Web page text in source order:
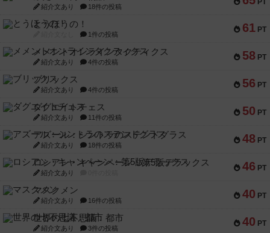
PT
紹介文あり 18件の投稿
61 PT
とうほうの！
1件の投稿
58 PT
メメントオンラインタクティクス
紹介文あり 4件の投稿
56 PT
ブリックス
紹介文あり 4件の投稿
50 PT
ダグエイトチェス
紹介文あり 11件の投稿
48 PT
アズール：シントラのステンドグラス
紹介文あり 18件の投稿
46 PT
ロシアン・キャンペーン：第5版デラックス
紹介文あり
40 PT
マスクメン
紹介文あり 16件の投稿
40 PT
世界の七不思議：都市
紹介文あり 3件の投稿